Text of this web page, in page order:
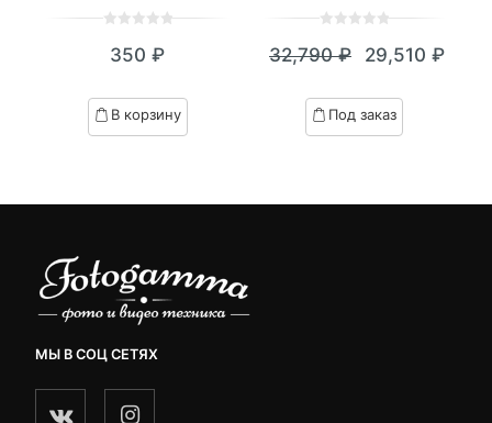
out
based
on
350 ₽
В корзину
out
based
on
32,790₽
цена
составляла
29,510 ₽
Текущая
цена:
29,510 ₽.
Под заказ
МЫ В СОЦ СЕТЯХ